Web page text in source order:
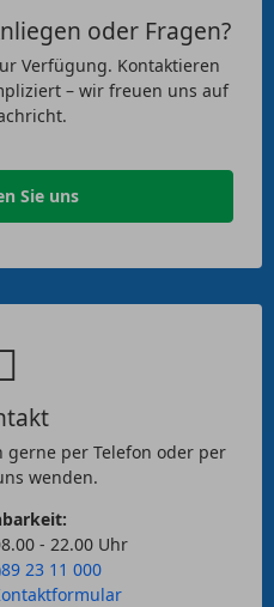
oder Fragen?
Verfügung. Kontaktieren
– wir freuen uns auf
Sie uns
gerne per Telefon oder per
wenden.
- 22.00 Uhr
23 11 000